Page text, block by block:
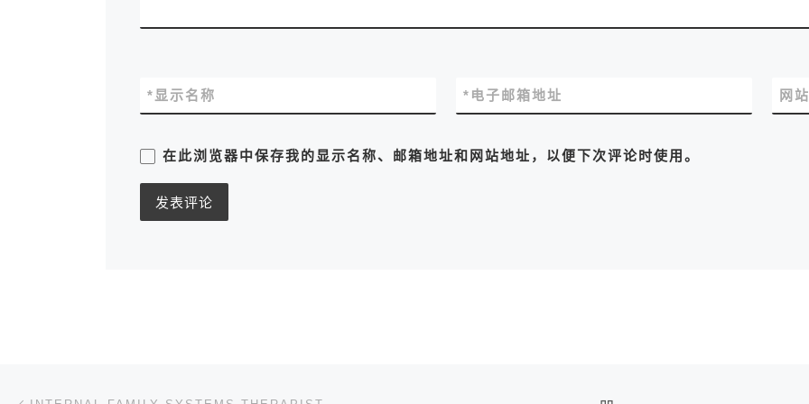
显示名称
* 电子邮箱地址
* 网
在此浏览器中保存我的显示名称、邮箱地址和网站地址，以便下次评论时使用。
文章导航